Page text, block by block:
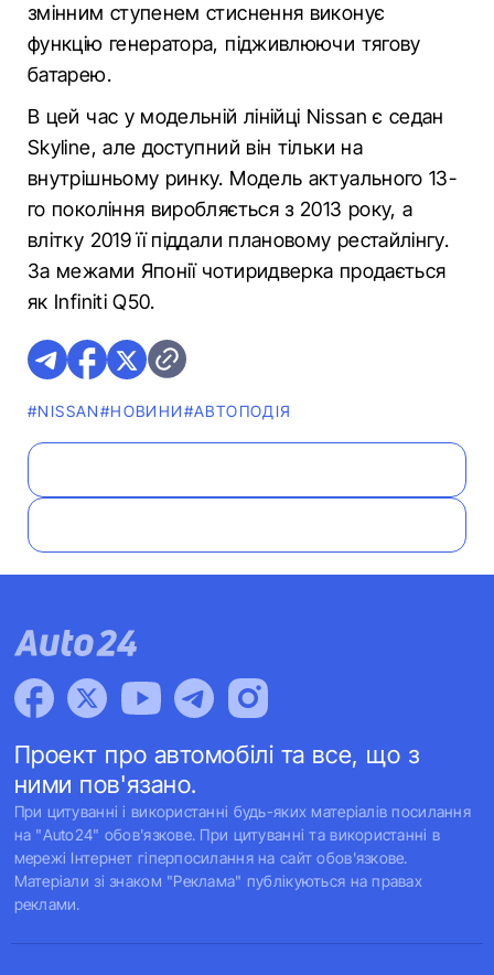
змінним ступенем стиснення виконує
функцію генератора, підживлюючи тягову
батарею.
В цей час у модельній лінійці Nissan є седан
Skyline, але доступний він тільки на
внутрішньому ринку. Модель актуального 13-
го покоління виробляється з 2013 року, а
влітку 2019 її піддали плановому рестайлінгу.
За межами Японії чотиридверка продається
як Infiniti Q50.
#NISSAN#НОВИНИ#АВТОПОДІЯ
Проект про автомобілі та все, що з
ними пов'язано.
При цитуванні і використанні будь-яких матеріалів посилання
на "Auto24" обов'язкове. При цитуванні та використанні в
мережі Інтернет гіперпосилання на сайт обов'язкове.
Матеріали зі знаком "Реклама" публікуються на правах
реклами.